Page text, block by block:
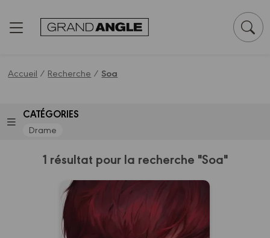
Accueil / Recherche /Soa
CATÉGORIES
Drame
1 résultat pour la recherche "Soa"